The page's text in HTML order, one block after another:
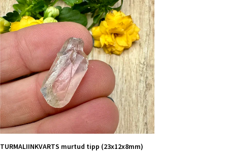
TURMALIINKVARTS murtud tipp (23x12x8mm)